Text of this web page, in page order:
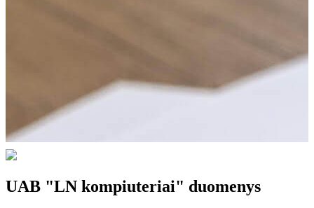
UAB "LN kompiuteriai" duomenys